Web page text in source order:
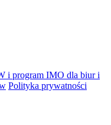
i program IMO dla biur i
Polityka prywatności